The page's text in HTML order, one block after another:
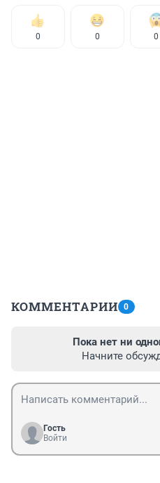
0 0 0
КОММЕНТАРИИ 0
Пока нет ни
Начните
Гость
Войти